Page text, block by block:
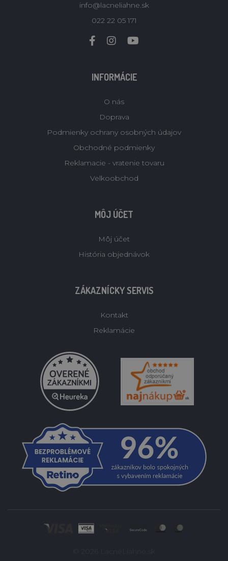
info@lacneliahne.sk
022 22 05 171
INFORMÁCIE
O nás
Doprava
Podmienky ochrany osobných údajov
Obchodné podmienky
Reklamacie - vratenie tovaru
Velkoobchod
MÔJ ÚČET
Môj účet
História objednávok
ZÁKAZNÍCKY SERVIS
Kontakt
Reklamácie